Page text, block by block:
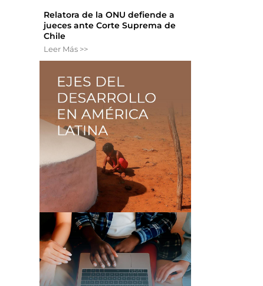
Relatora de la ONU defiende a
jueces ante Corte Suprema de
Chile
Leer Más >>